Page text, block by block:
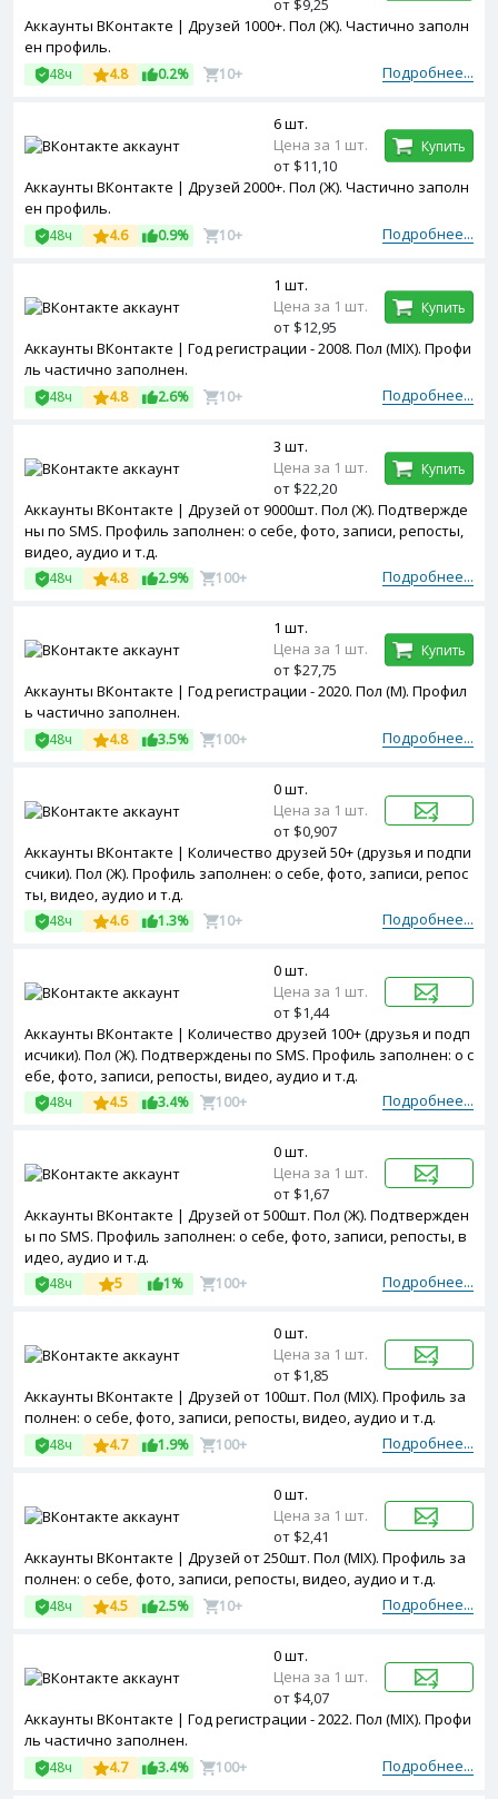
Аккаунты ВКонтакте | Друзей 1000+. Пол (Ж). Частично заполн
ен профиль.
Подробнее...
48ч 4.8 0.2% 10+
от $9,25
Аккаунты ВКонтакте | Друзей 2000+. Пол (Ж). Частично заполн
ен профиль.
Подробнее...
48ч 4.6 0.9% 10+
6 шт.
Цена за 1 шт.
от $11,10
Купить
Аккаунты ВКонтакте | Год регистрации - 2008. Пол (MIX). Профи
ль частично заполнен.
Подробнее...
48ч 4.8 2.6% 10+
1 шт.
Цена за 1 шт.
от $12,95
Купить
Аккаунты ВКонтакте | Друзей от 9000шт. Пол (Ж). Подтвержде
ны по SMS. Профиль заполнен: о себе, фото, записи, репосты,
видео, аудио и т.д.
Подробнее...
48ч 4.8 2.9% 100+
3 шт.
Цена за 1 шт.
от $22,20
Купить
Аккаунты ВКонтакте | Год регистрации - 2020. Пол (М). Профил
ь частично заполнен.
Подробнее...
48ч 4.8 3.5% 100+
1 шт.
Цена за 1 шт.
от $27,75
Купить
Аккаунты ВКонтакте | Количество друзей 50+ (друзья и подпи
счики). Пол (Ж). Профиль заполнен: о себе, фото, записи, репос
ты, видео, аудио и т.д.
Подробнее...
48ч 4.6 1.3% 10+
0 шт.
Цена за 1 шт.
от $0,907
Аккаунты ВКонтакте | Количество друзей 100+ (друзья и подп
исчики). Пол (Ж). Подтверждены по SMS. Профиль заполнен: о с
ебе, фото, записи, репосты, видео, аудио и т.д.
Подробнее...
48ч 4.5 3.4% 100+
0 шт.
Цена за 1 шт.
от $1,44
Аккаунты ВКонтакте | Друзей от 500шт. Пол (Ж). Подтвержден
ы по SMS. Профиль заполнен: о себе, фото, записи, репосты, в
идео, аудио и т.д.
Подробнее...
48ч 5 1% 100+
0 шт.
Цена за 1 шт.
от $1,67
Аккаунты ВКонтакте | Друзей от 100шт. Пол (MIX). Профиль за
полнен: о себе, фото, записи, репосты, видео, аудио и т.д.
Подробнее...
48ч 4.7 1.9% 100+
0 шт.
Цена за 1 шт.
от $1,85
Аккаунты ВКонтакте | Друзей от 250шт. Пол (MIX). Профиль за
полнен: о себе, фото, записи, репосты, видео, аудио и т.д.
Подробнее...
48ч 4.5 2.5% 10+
0 шт.
Цена за 1 шт.
от $2,41
Аккаунты ВКонтакте | Год регистрации - 2022. Пол (MIX). Профи
ль частично заполнен.
Подробнее...
48ч 4.7 3.4% 100+
0 шт.
Цена за 1 шт.
от $4,07